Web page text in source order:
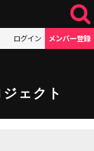
ログイン メンバー登録
ェクト